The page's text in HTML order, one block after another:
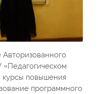
Авторизованного
повышения
программного